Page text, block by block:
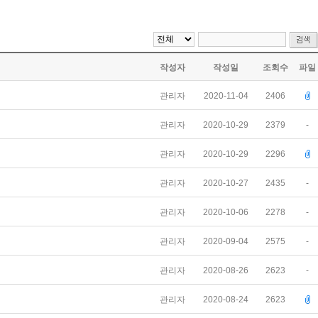
작성자 작성일 조회수 파일
관리자 2020-11-04 2406
관리자 2020-10-29 2379 -
관리자 2020-10-29 2296
관리자 2020-10-27 2435 -
관리자 2020-10-06 2278 -
관리자 2020-09-04 2575 -
관리자 2020-08-26 2623 -
관리자 2020-08-24 2623